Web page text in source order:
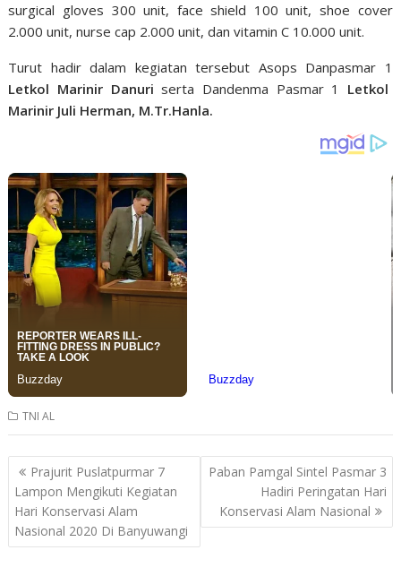
surgical gloves 300 unit, face shield 100 unit, shoe cover
2.000 unit, nurse cap 2.000 unit, dan vitamin C 10.000 unit.
Turut hadir dalam kegiatan tersebut Asops Danpasmar 1
Letkol Marinir Danuri serta Dandenma Pasmar 1 Letkol
Marinir Juli Herman, M.Tr.Hanla.
TNI AL
Post
navigation
Prajurit Puslatpurmar 7
Lampon Mengikuti Kegiatan
Hari Konservasi Alam
Nasional 2020 Di Banyuwangi
Paban Pamgal Sintel Pasmar 3
Hadiri Peringatan Hari
Konservasi Alam Nasional